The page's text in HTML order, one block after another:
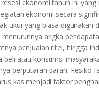
ekonomi tahun ini
ekonomi secara
ukur yang biasa
angka
penjualan ritel, hingga
atau konsumsi
perputaran baran.
kas menjadi faktor